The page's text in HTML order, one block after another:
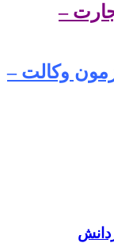
–
وکالت –